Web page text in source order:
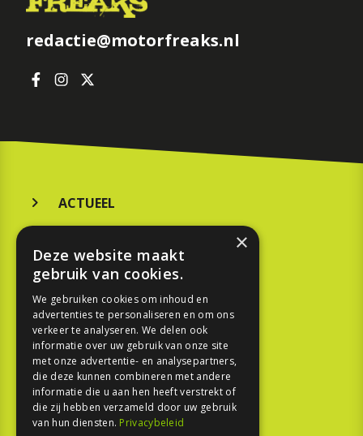
redactie@motorfreaks.nl
ACTUEEL
KOOPGIDS
TESTEN
SPORT
REPORTAGE
TOUREN
×
Deze website maakt
gebruik van cookies.
We gebruiken cookies om inhoud en
advertenties te personaliseren en om ons
verkeer te analyseren. We delen ook
informatie over uw gebruik van onze site
met onze advertentie- en analysepartners,
die deze kunnen combineren met andere
informatie die u aan hen heeft verstrekt of
die zij hebben verzameld door uw gebruik
van hun diensten. Privacybeleid